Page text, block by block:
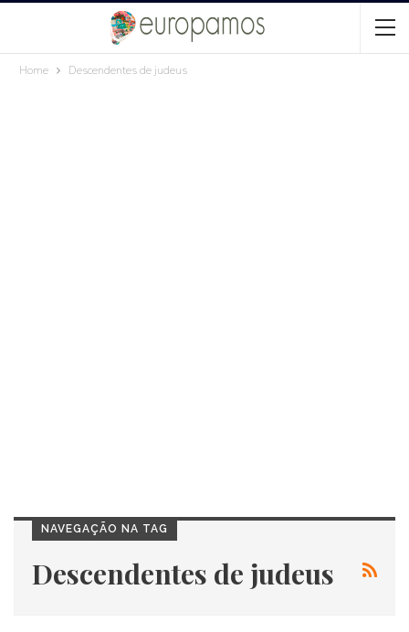
Home Descendentes de judeus
NAVEGAÇÃO NA TAG
Descendentes de judeus